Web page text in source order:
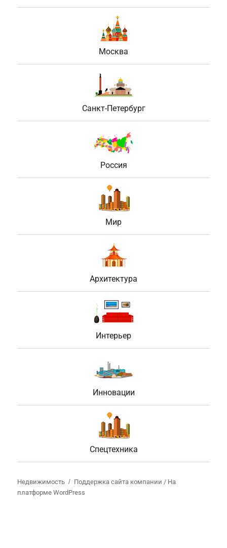
Москва
Санкт-Петербург
Россия
Мир
Архитектура
Интерьер
Инновации
Спецтехника
Недвижимость Поддержка сайта компании / На
платформе WordPress